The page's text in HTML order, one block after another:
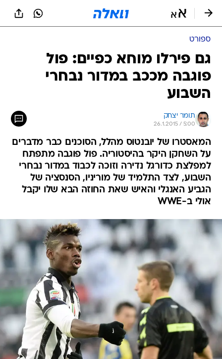
ספורט
גם פירלו מוחא כפיים: פול
פוגבה מככב במדור נבחרי
השבוע
תומר יצחק
26.1.2015 / 5:00
המאסטרו של יובנטוס מהלל, הסוכנים כבר מדברים
על השחקן היקר בהיסטוריה. פול פוגבה מתפתח
למפלצת כדורגל נדירה וזוכה לכבוד במדור נבחרי
השבוע, לצד התלמיד של מוריניו, הסנסציה של
הגביע האנגלי והאיש שאת החוזה הבא שלו יקבל
אולי ב-WWE